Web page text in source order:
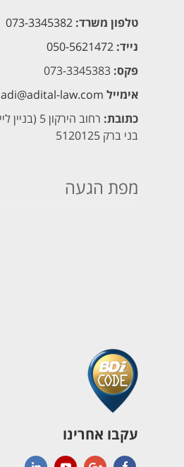
טלפון משרד: 073-3345382
נייד: 050-5621472
פקס:
אימייל adi@adital-law.com
כתובת: רחוב הירקון 5 (בניין לייף A קומה 14)
בני ברק 5120125
מפת הגעה
עקבו אחרינו